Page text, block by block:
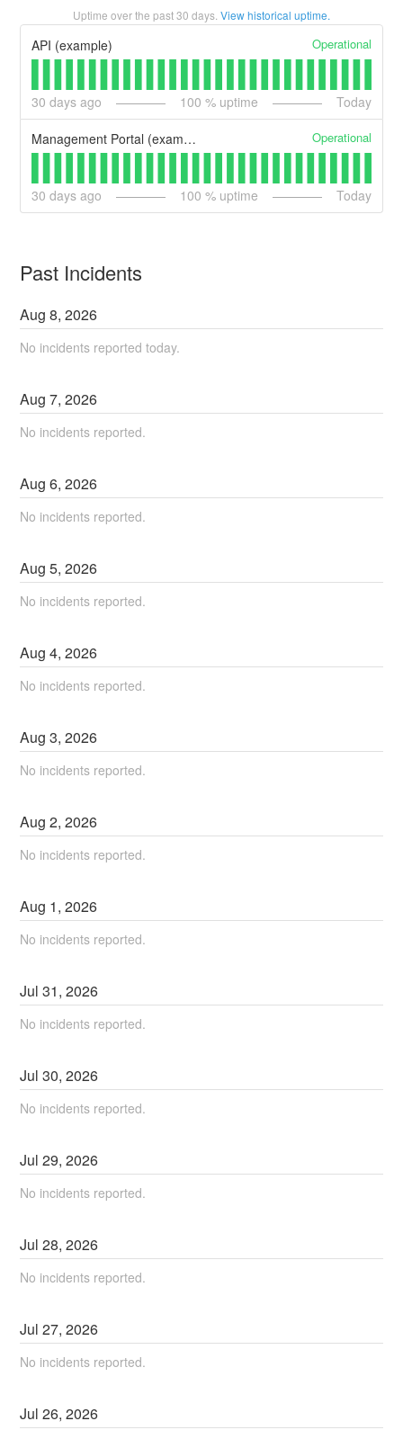
Uptime over the past30 days. View historical uptime.
API (example) Operational
30 days ago 100 % uptime Today
Management Portal (example) Operational
30 days ago 100 % uptime Today
Past Incidents
Aug8,2026
No incidents reported today.
Aug7,2026
No incidents reported.
Aug6,2026
No incidents reported.
Aug5,2026
No incidents reported.
Aug4,2026
No incidents reported.
Aug3,2026
No incidents reported.
Aug2,2026
No incidents reported.
Aug 1,2026
No incidents reported.
Jul31,2026
No incidents reported.
Jul30,2026
No incidents reported.
Jul29,2026
No incidents reported.
Jul28,2026
No incidents reported.
Jul27,2026
No incidents reported.
Jul26,2026